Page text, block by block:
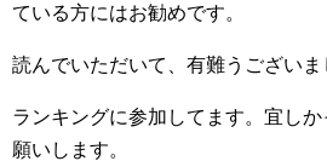
ている方にはお勧めです。
読んでいただいて、有難うございま
ランキングに参加してます。宜し
願いします。